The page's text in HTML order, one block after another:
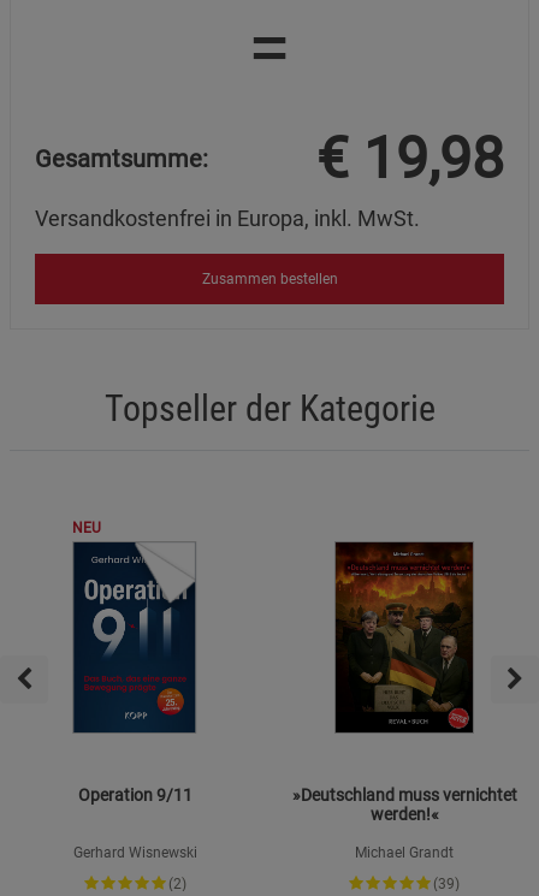
=
Gesamtsumme: € 19,98
Versandkostenfrei in Europa, inkl. MwSt.
Zusammen bestellen
Topseller der Kategorie
NEU
Operation 9/11
Gerhard Wisnewski
(2)
»Deutschland muss vernichtet
werden!«
Michael Grandt
(39)